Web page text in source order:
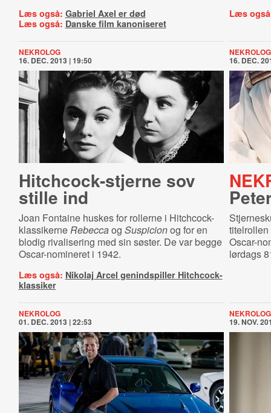
Læs også: Gabriel Axel er død
Læs også: Danske film kanoniseret
Læs
NEKROLOG
16. DEC. 2013 | 19:50
Hit­chco­ck-​stjer­ne sov
stille ind
Joan Fontaine huskes for rollerne i Hitchcock-
klassikerneRebeccaog Suspicionog for en
blodig rivalisering med sin søster. De var begge
Oscar-nomineret i 1942.
Læs også: Nikolaj Arcel genindspiller Hitchcock-
klassiker
NEKROLOG
16. DEC.
Oscar-
lørdags
NEKROLOG
01. DEC. 2013 | 22:53
NEKROLOG
19. NOV.